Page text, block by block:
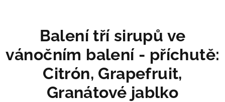
Balení tří sirupů ve
vánočním balení - příchutě:
Citrón, Grapefruit,
Granátové jablko